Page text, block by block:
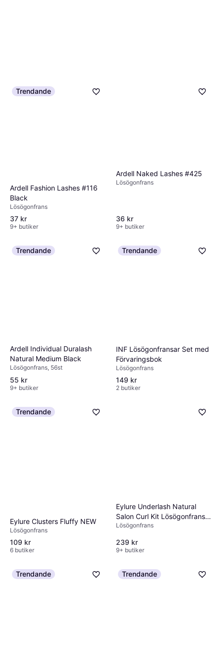
Trendande
Ardell Fashion Lashes #116
Black
Lösögonfrans
37 kr
9+ butiker
Ardell Naked Lashes #425
Lösögonfrans
36 kr
9+ butiker
Trendande
Ardell Individual Duralash
Natural Medium Black
Lösögonfrans, 56st
55 kr
9+ butiker
Trendande
INF Lösögonfransar Set med
Förvaringsbok
Lösögonfrans
149 kr
2 butiker
Trendande
Eylure Clusters Fluffy NEW
Lösögonfrans
109 kr
6 butiker
Eylure Underlash Natural
Salon Curl Kit Lösögonfransar
Färgning - Unisex
Lösögonfrans
239 kr
9+ butiker
Trendande Trendande